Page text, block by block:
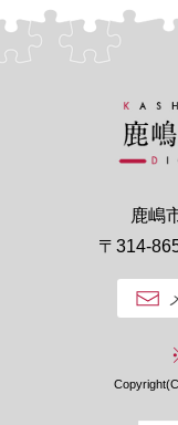
鹿嶋
〒314-